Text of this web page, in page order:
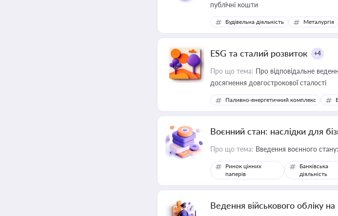
публічні кошти
Будівельна діяльність Металургія
ESG та сталий розвиток +4
Про що тема: Про відповідальне
досягнення довгострокової сталості
Паливно-енергетичний комплекс
Воєнний стан: наслідки для
Про що тема: Введення воєнного
Ринок цінних
паперів
Банківська
діяльність
Ведення військового обліку